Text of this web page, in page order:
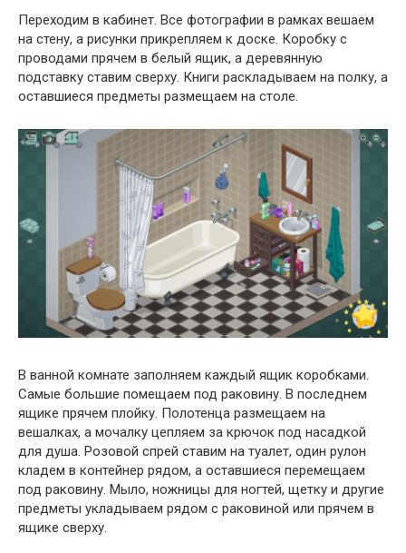
Переходим в кабинет. Все фотографии в рамках вешаем
на стену, а рисунки прикрепляем к доске. Коробку с
проводами прячем в белый ящик, а деревянную
подставку ставим сверху. Книги раскладываем на полку, а
оставшиеся предметы размещаем на столе.
В ванной комнате заполняем каждый ящик коробками.
Самые большие помещаем под раковину. В последнем
ящике прячем плойку. Полотенца размещаем на
вешалках, а мочалку цепляем за крючок под насадкой
для душа. Розовой спрей ставим на туалет, один рулон
кладем в контейнер рядом, а оставшиеся перемещаем
под раковину. Мыло, ножницы для ногтей, щетку и другие
предметы укладываем рядом с раковиной или прячем в
ящике сверху.